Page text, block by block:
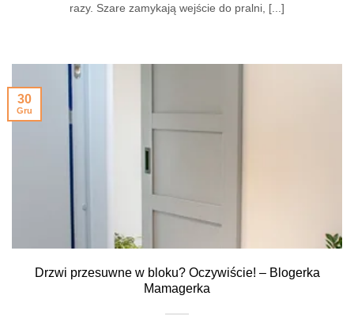
razy. Szare zamykają wejście do pralni, [...]
Drzwi przesuwne w bloku? Oczywiście! – Blogerka
Mamagerka
30
Gru